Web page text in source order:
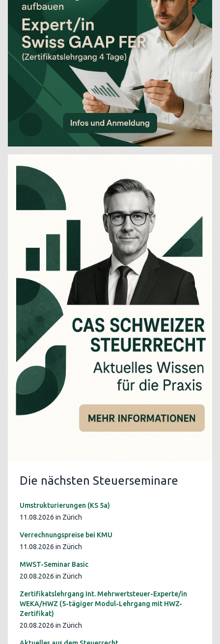
Die nächsten Steuerseminare
Umstrukturierungen (KS 5a)
11.08.2026 in Zürich
Verrechnungspreise bei KMU
11.08.2026 in Zürich
MWST-Seminar Basic
20.08.2026 in Zürich
Zertifikatslehrgang Int. Mehrwertsteuer-Experte/in
WEKA/HWZ (5-tägiger Modul-Lehrgang mit HWZ-
Zertifikat)
20.08.2026 in Zürich